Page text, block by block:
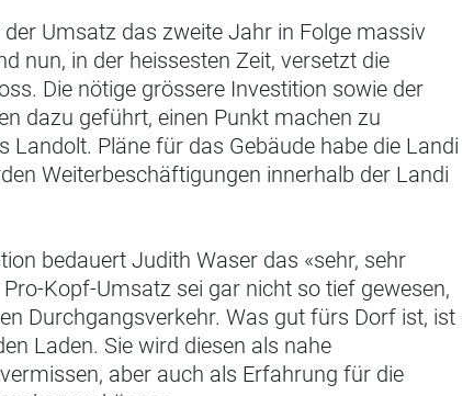
Umsatz das zweite Jahr in Folge massiv
nun, in der heissesten Zeit, versetzt die
Die nötige grössere Investition sowie der
dazu geführt, einen Punkt machen zu
Pläne für das Gebäude habe die Landi
Weiterbeschäftigungen innerhalb der Landi
bedauert Judith Waser das «sehr, sehr
Kopf-Umsatz sei gar nicht so tief gewesen,
Durchgangsverkehr. Was gut fürs Dorf ist, ist
Laden. Sie wird diesen als nahe
aber auch als Erfahrung für die